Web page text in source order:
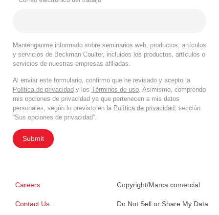
Manténganme informado sobre seminarios web, productos, artículos
y servicios de Beckman Coulter, incluidos los productos, artículos o
servicios de nuestras empresas afiliadas.
Al enviar este formulario, confirmo que he revisado y acepto la
Política de privacidad y los Términos de uso. Asimismo, comprendo
mis opciones de privacidad ya que pertenecen a mis datos
personales, según lo previsto en la Política de privacidad, sección
“Sus opciones de privacidad”.
Submit
Careers
Contact Us
Copyright/Marca comercial
Do Not Sell or Share My Data